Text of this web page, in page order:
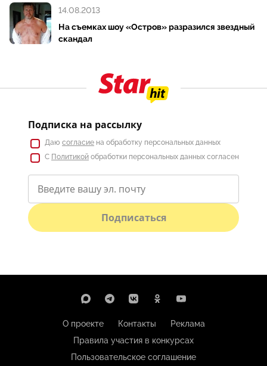
На съемках шоу «Остров» разразился звездный
скандал
14.08.2013
Подписка на рассылку
Даю согласие на обработку персональных данных
С Политикой обработки персональных данных согласен
Подписаться
О проекте Контакты
Реклама
Правила участия в конкурсах
Пользовательское соглашение